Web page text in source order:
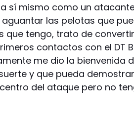
sí mismo como un
las pelotas que
que tengo, trato de
contactos con el DT
me dio la bienvenida
y que pueda
del ataque pero no